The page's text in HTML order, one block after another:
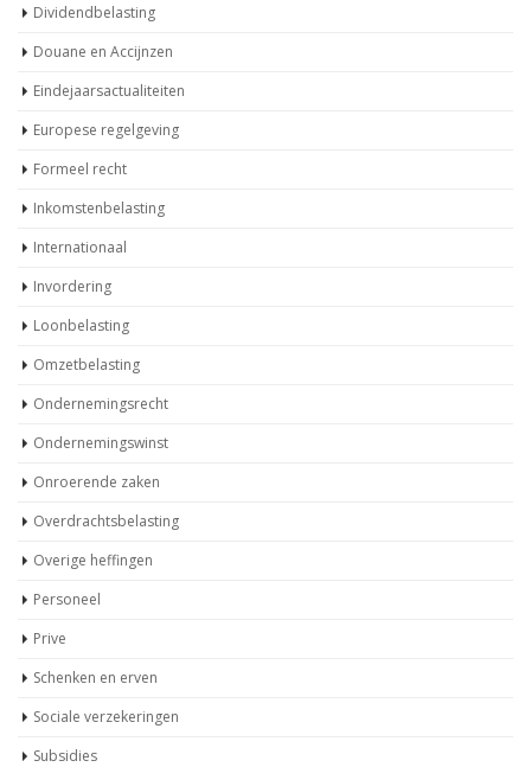
Dividendbelasting
Douane en Accijnzen
Eindejaarsactualiteiten
Europese regelgeving
Formeel recht
Inkomstenbelasting
Internationaal
Invordering
Loonbelasting
Omzetbelasting
Ondernemingsrecht
Ondernemingswinst
Onroerende zaken
Overdrachtsbelasting
Overige heffingen
Personeel
Prive
Schenken en erven
Sociale verzekeringen
Subsidies